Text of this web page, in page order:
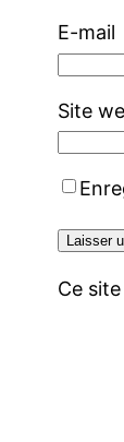
E-mail
Site
Ce